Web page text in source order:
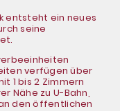
entsteht ein neues
seine
verfügen über
1 bis 2 Zimmern
Nähe zu U-Bahn,
den öffentlichen